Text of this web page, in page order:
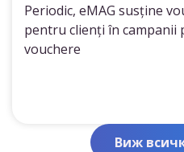
Periodic, eMAG susține
pentru clienți în campanii
vouchere
Виж